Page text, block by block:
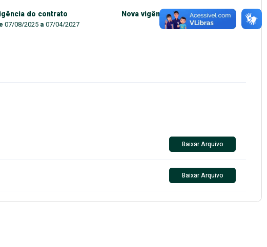
do contrato
07/08/2025 a 07/04/2027
Nova vigência do contrato
Baixar Arquivo
Baixar Arquivo